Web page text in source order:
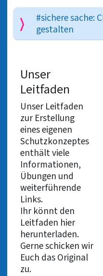
#sichere sache:
gestalten
Unser
Leitfaden
Unser Leitfaden
zur Erstellung
eines eigenen
Schutzkonzeptes
enthält viele
Informationen,
Übungen und
weiterführende
Links.
Ihr könnt den
Leitfaden hier
herunterladen.
Gerne schicken wir
Euch das Original
zu.